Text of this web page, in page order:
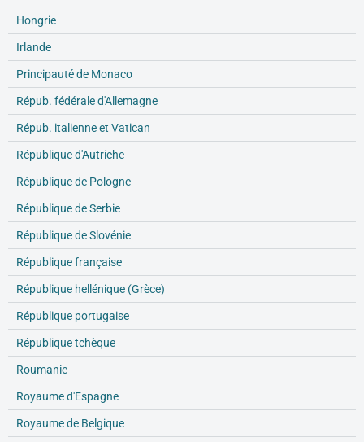
Hongrie
Irlande
Principauté de Monaco
Répub. fédérale d'Allemagne
Répub. italienne et Vatican
République d'Autriche
République de Pologne
République de Serbie
République de Slovénie
République française
République hellénique (Grèce)
République portugaise
République tchèque
Roumanie
Royaume d'Espagne
Royaume de Belgique